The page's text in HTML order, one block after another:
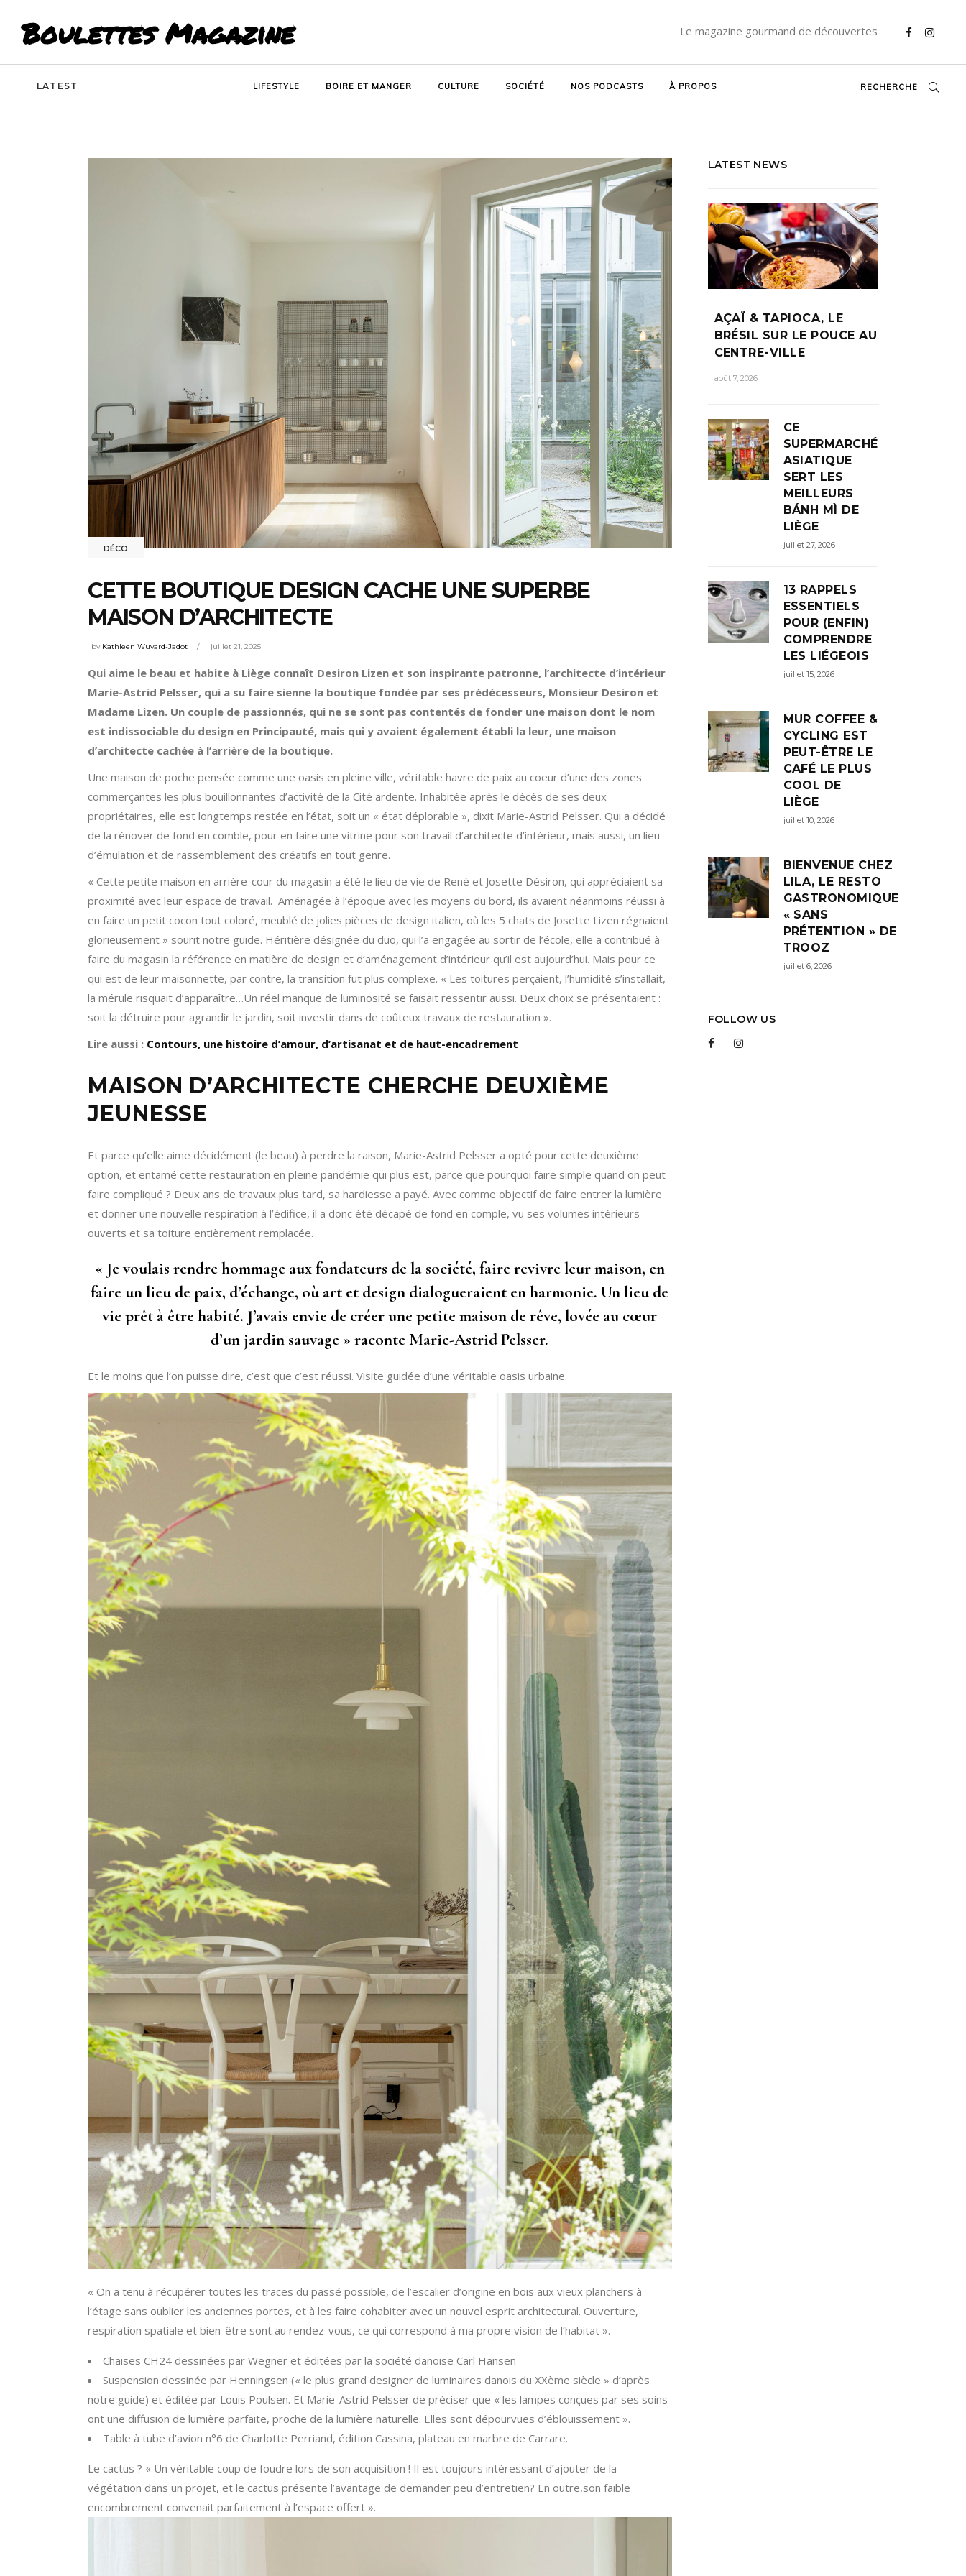
Boulettes Magazine Le magazine gourmand de découvertes
LATEST LIFESTYLE BOIRE ET MANGER CULTURE SOCIÉTÉ NOS PODCASTS À PROPOS RECHERCHE
DÉCO
CETTE BOUTIQUE DESIGN CACHE UNE SUPERBE
MAISON D’ARCHITECTE
by Kathleen Wuyard-Jadot juillet 21, 2025
Qui aime le beau et habite à Liège connaît Desiron Lizen et son inspirante patronne, l’architecte d’intérieur
Marie-Astrid Pelsser, qui a su faire sienne la boutique fondée par ses prédécesseurs, Monsieur Desiron et
Madame Lizen. Un couple de passionnés, qui ne se sont pas contentés de fonder une maison dont le nom
est indissociable du design en Principauté, mais qui y avaient également établi la leur, une maison
d’architecte cachée à l’arrière de la boutique.
Une maison de poche pensée comme une oasis en pleine ville, véritable havre de paix au coeur d’une des zones
commerçantes les plus bouillonnantes d’activité de la Cité ardente. Inhabitée après le décès de ses deux
propriétaires, elle est longtemps restée en l’état, soit un « état déplorable », dixit Marie-Astrid Pelsser. Qui a décidé
de la rénover de fond en comble, pour en faire une vitrine pour son travail d’architecte d’intérieur, mais aussi, un lieu
d’émulation et de rassemblement des créatifs en tout genre.
« Cette petite maison en arrière-cour du magasin a été le lieu de vie de René et Josette Désiron, qui appréciaient sa
proximité avec leur espace de travail. Aménagée à l’époque avec les moyens du bord, ils avaient néanmoins réussi à
en faire un petit cocon tout coloré, meublé de jolies pièces de design italien, où les 5 chats de Josette Lizen régnaient
glorieusement » sourit notre guide. Héritière désignée du duo, qui l’a engagée au sortir de l’école, elle a contribué à
faire du magasin la référence en matière de design et d’aménagement d’intérieur qu’il est aujourd’hui. Mais pour ce
qui est de leur maisonnette, par contre, la transition fut plus complexe. « Les toitures perçaient, l’humidité s’installait,
la mérule risquait d’apparaître…Un réel manque de luminosité se faisait ressentir aussi. Deux choix se présentaient :
soit la détruire pour agrandir le jardin, soit investir dans de coûteux travaux de restauration ».
Lire aussi : Contours, une histoire d’amour, d’artisanat et de haut-encadrement
MAISON D’ARCHITECTE CHERCHE DEUXIÈME
JEUNESSE
Et parce qu’elle aime décidément (le beau) à perdre la raison, Marie-Astrid Pelsser a opté pour cette deuxième
option, et entamé cette restauration en pleine pandémie qui plus est, parce que pourquoi faire simple quand on peut
faire compliqué ? Deux ans de travaux plus tard, sa hardiesse a payé. Avec comme objectif de faire entrer la lumière
et donner une nouvelle respiration à l’édifice, il a donc été décapé de fond en comple, vu ses volumes intérieurs
ouverts et sa toiture entièrement remplacée.
« Je voulais rendre hommage aux fondateurs de la société, faire revivre leur maison, en
faire un lieu de paix, d’échange, où art et design dialogueraient en harmonie. Un lieu de
vie prêt à être habité. J’avais envie de créer une petite maison de rêve, lovée au cœur
d’un jardin sauvage » raconte Marie-Astrid Pelsser.
Et le moins que l’on puisse dire, c’est que c’est réussi. Visite guidée d’une véritable oasis urbaine.
« On a tenu à récupérer toutes les traces du passé possible, de l’escalier d’origine en bois aux vieux planchers à
l’étage sans oublier les anciennes portes, et à les faire cohabiter avec un nouvel esprit architectural. Ouverture,
respiration spatiale et bien-être sont au rendez-vous, ce qui correspond à ma propre vision de l’habitat ».
Chaises CH24 dessinées par Wegner et éditées par la société danoise Carl Hansen
Suspension dessinée par Henningsen (« le plus grand designer de luminaires danois du XXème siècle » d’après
notre guide) et éditée par Louis Poulsen. Et Marie-Astrid Pelsser de préciser que « les lampes conçues par ses soins
ont une diffusion de lumière parfaite, proche de la lumière naturelle. Elles sont dépourvues d’éblouissement ».
Table à tube d’avion n°6 de Charlotte Perriand, édition Cassina, plateau en marbre de Carrare.
Le cactus ? « Un véritable coup de foudre lors de son acquisition ! Il est toujours intéressant d’ajouter de la
végétation dans un projet, et le cactus présente l’avantage de demander peu d’entretien? En outre,son faible
encombrement convenait parfaitement à l’espace offert ».
LATEST NEWS
AÇAÏ & TAPIOCA, LE
BRÉSIL SUR LE POUCE AU
CENTRE-VILLE
août 7, 2026
CE
SUPERMARCHÉ
ASIATIQUE
SERT LES
MEILLEURS
BÁNH MÌ DE
LIÈGE
juillet 27, 2026
13 RAPPELS
ESSENTIELS
POUR (ENFIN)
COMPRENDRE
LES LIÉGEOIS
juillet 15, 2026
MUR COFFEE &
CYCLING EST
PEUT-ÊTRE LE
CAFÉ LE PLUS
COOL DE
LIÈGE
juillet 10, 2026
BIENVENUE CHEZ
LILA, LE RESTO
GASTRONOMIQUE
« SANS
PRÉTENTION » DE
TROOZ
juillet 6, 2026
FOLLOW US